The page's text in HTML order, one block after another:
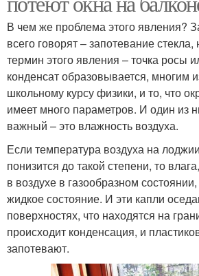
В чем же проблема этого явления?
всего говорят – запотевание стекла,
термин этого явления – точка росы
конденсат образовывается, многим
школьному курсу физики, и то, что
имеет много параметров. И один из
важный – это влажность воздуха.
Если температура воздуха на
понизится до такой степени, то
в воздухе в газообразном
жидкое состояние. И эти капли
поверхностях, что находятся на
происходит конденсация, и
запотевают.